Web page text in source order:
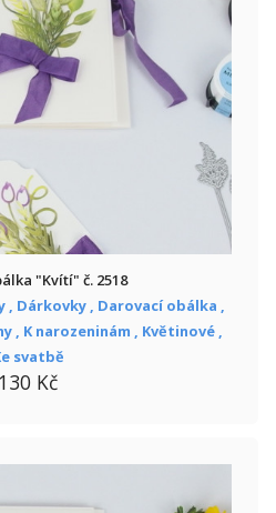
"Kvítí" č. 2518
, Dárkovky , Darovací obálka ,
, K narozeninám , Květinové ,
svatbě
130 Kč